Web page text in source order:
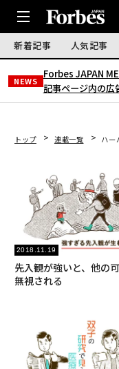
新着記事 人気記事
NEWS
Forbes JAPAN
記事ページ内の広
トップ 連載一覧 ハー
2018.11.19
先入観が強いと、他の
無視される